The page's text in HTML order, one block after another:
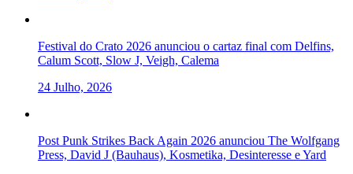
Festival do Crato 2026 anunciou o cartaz final com Delfins,
Calum Scott, Slow J, Veigh, Calema
24 Julho, 2026
Post Punk Strikes Back Again 2026 anunciou The Wolfgang
Press, David J (Bauhaus), Kosmetika, Desinteresse e Yard